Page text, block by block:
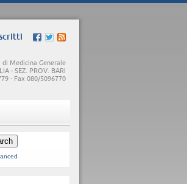
di Medicina Generale
- SEZ. PROV. BARI
- Fax 080/5096770